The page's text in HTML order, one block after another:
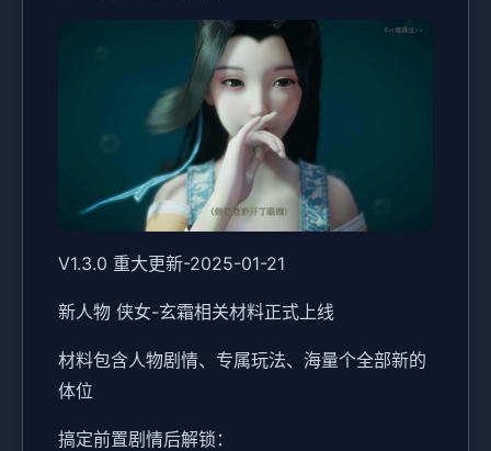
V1.3.0 重大更新-2025-01-21
新人物 侠女-玄霜相关材料正式上线
材料包含人物剧情、专属玩法、海量个全部新的
体位
搞定前置剧情后解锁：